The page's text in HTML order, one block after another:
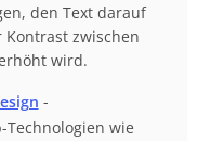
den Text darauf
zwischen
wird.
-
wie